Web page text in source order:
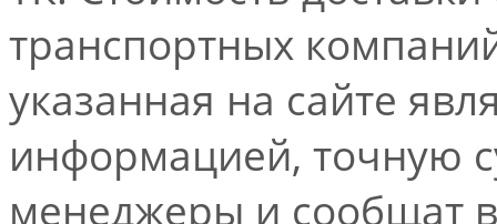
транспортных
указанная на сайте
информацией, точную
менеджеры и сообщат